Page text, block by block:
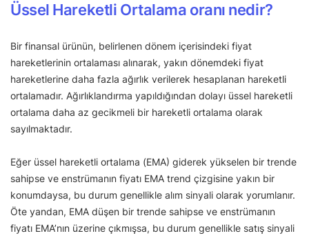
Üssel Hareketli Ortalama oranı nedir?
Bir finansal ürünün, belirlenen dönem içerisindeki fiyat
hareketlerinin ortalaması alınarak, yakın dönemdeki fiyat
hareketlerine daha fazla ağırlık verilerek hesaplanan hareketli
ortalamadır. Ağırlıklandırma yapıldığından dolayı üssel hareketli
ortalama daha az gecikmeli bir hareketli ortalama olarak
sayılmaktadır.
Eğer üssel hareketli ortalama (EMA) giderek yükselen bir trende
sahipse ve enstrümanın fiyatı EMA trend çizgisine yakın bir
konumdaysa, bu durum genellikle alım sinyali olarak yorumlanır.
Öte yandan, EMA düşen bir trende sahipse ve enstrümanın
fiyatı EMA’nın üzerine çıkmışsa, bu durum genellikle satış sinyali